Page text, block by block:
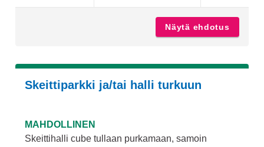
Näytä ehdotus
Skeittiparkki ja/tai halli turkuun
MAHDOLLINEN
Skeittihalli cube tullaan purkamaan, samoin